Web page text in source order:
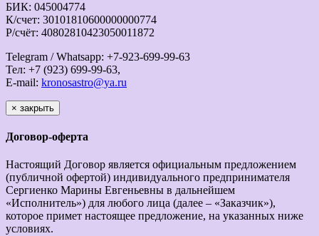
БИК: 045004774
К/счет: 30101810600000000774
Р/счёт: 40802810423050011872
Telegram / Whatsapp: +7-923-699-99-63
Тел: +7 (923) 699-99-63,
E-mail: kronosastro@ya.ru
× закрыть
Договор-оферта
Настоящий Договор является официальным предложением
(публичной офертой) индивидуального предпринимателя
Сергиенко Марины Евгеньевны в дальнейшем
«Исполнитель») для любого лица (далее – «Заказчик»),
которое примет настоящее предложение, на указанных ниже
условиях.